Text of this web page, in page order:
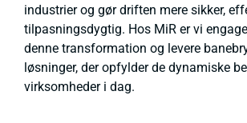
industrier og gør driften mere sikker,
tilpasningsdygtig. Hos MiR er vi
denne transformation og levere
løsninger, der opfylder de dynamiske
virksomheder i dag.